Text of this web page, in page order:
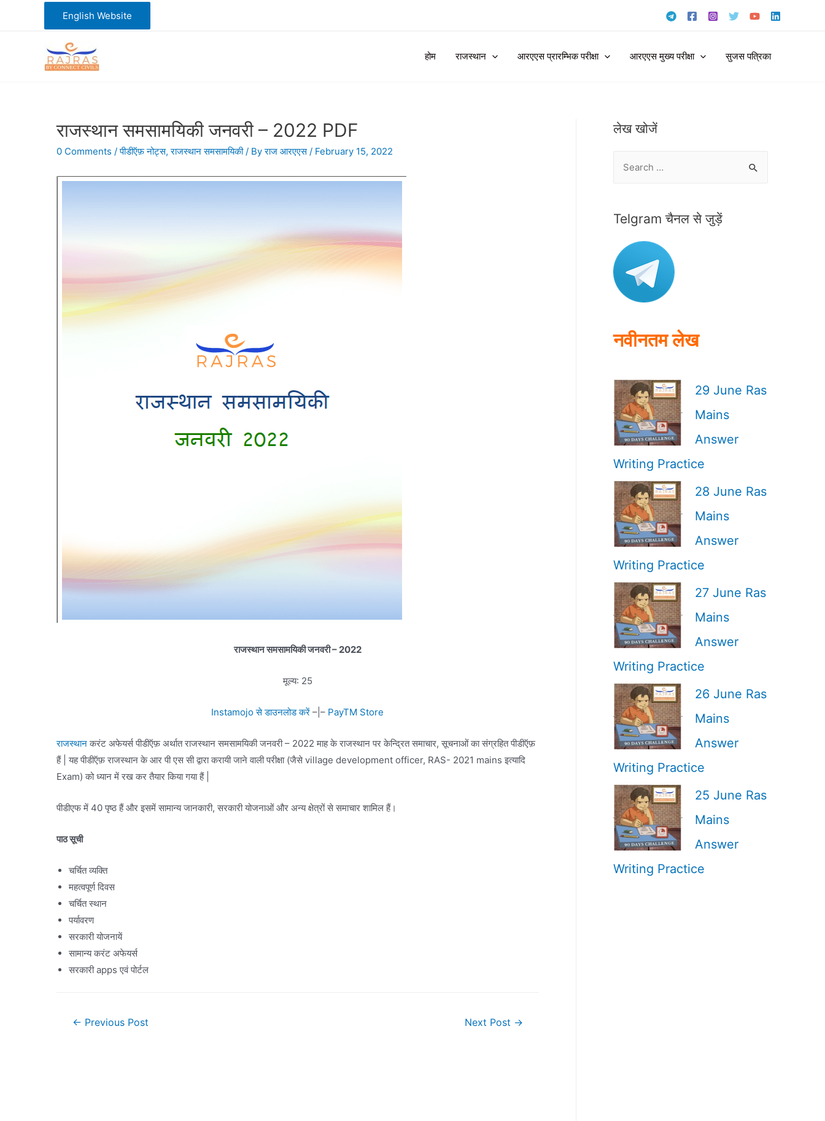
English Website
होम राजस्थान आरएएस प्रारम्भिक परीक्षा आरएएस मुख्य परीक्षा सुजस पत्रिका
राजस्थान समसामयिकी जनवरी – 2022 PDF
0 Comments /पीडीऍफ़ नोट्स,राजस्थान समसामयिकी/ Byराज आरएएस / February 15, 2022
राजस्थान समसामयिकी जनवरी – 2022
मूल्य: 25
Instamojo से डाउनलोड करें –|– PayTM Store
राजस्थानकरंट अफेयर्स पीडीऍफ़ अर्थात राजस्थान समसामयिकी जनवरी – 2022 माह के राजस्थान पर केन्द्रित समाचार, सूचनाओं का संग्रहित पीडीऍफ़
हैं | यह पीडीऍफ़ राजस्थान के आर पी एस सी द्वारा करायी जाने वाली परीक्षा (जैसे village development officer, RAS- 2021 mains इत्यादि
Exam) को ध्यान में रख कर तैयार किया गया हैं |
पीडीएफ में 40 पृष्ठ हैं और इसमें सामान्य जानकारी, सरकारी योजनाओं और अन्य क्षेत्रों से समाचार शामिल हैं।
पाठ सूची
चर्चित व्यक्ति
महत्वपूर्ण दिवस
चर्चित स्थान
पर्यावरण
सरकारी योजनायें
सामान्य करंट अफेयर्स
सरकारी apps एवं पोर्टल
Post← Previous Post Next Post →
लेख खोजें
r
f
o
Telgram चैनल से जुड़ें
नवीनतम लेख
29 June Ras
Mains
Answer
Writing Practice
28 June Ras
Mains
Answer
Writing Practice
27 June Ras
Mains
Answer
Writing Practice
26 June Ras
Mains
Answer
Writing Practice
25 June Ras
Mains
Answer
Writing Practice